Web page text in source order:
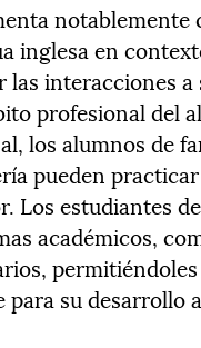
notablemente
inglesa en
las interacciones
profesional del
los alumnos de
pueden
Los estudiantes
académicos,
su desarrollo